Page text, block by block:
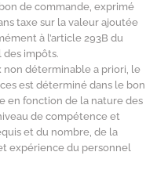
de commande, exprimé
taxe sur la valeur ajoutée
à l’article 293B du
des impôts.
non déterminable a priori, le
est déterminé dans le bon
en fonction de la nature des
de compétence et
et du nombre, de la
expérience du personnel